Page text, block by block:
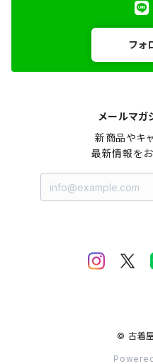
フォ
メールマガ
新商品やキ
最新情報をお
© 古着